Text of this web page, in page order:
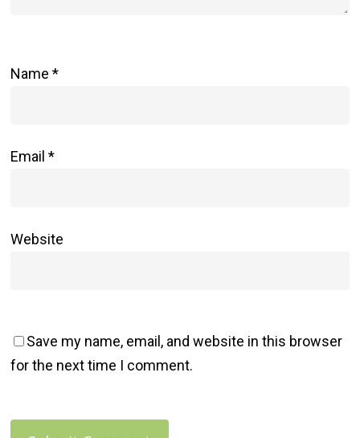
Name*
Email*
Website
Save my name, email, and website in this browser
for the next time I comment.